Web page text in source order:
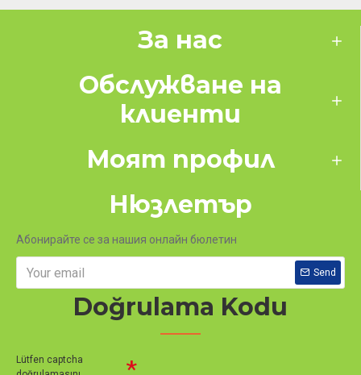
За нас
Обслужване на
клиенти
Моят профил
Нюзлетър
Абонирайте се за нашия онлайн бюлетин
Send
Doğrulama Kodu
Lütfen captcha